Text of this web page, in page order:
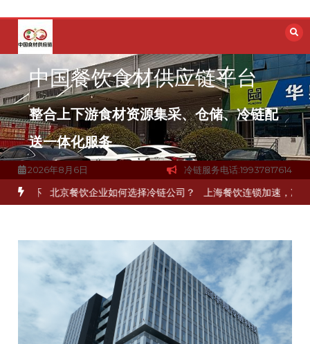
容
中国餐饮食材供应链平台
整合上下游食材资源集采、仓储、冷链配
送一体化服务
2026年8月6日 冷链服务电话:19937817614
北京餐饮企业如何选择冷链公司？ 上海餐饮连锁加速，冷链配送